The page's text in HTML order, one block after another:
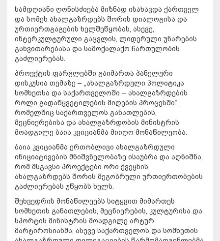
სამდღიანი ღონისძიება მიზნად ისახავდა ქართველ
და სომეხ ახალგაზრდებს შორის დიალოგისა და
ურთიერთგაგების ხელშეწყობას, ასევე,
ინტერკულტურული გაცვლის, ლიდერული უნარების
განვითარებასა და სამოქალაქო ჩართულობის
გაძლიერებას.
პროექტის ფარგლებში გაიმართა პანელური
დისკუსია თემაზე – „ახალგაზრდული პოლიტიკა
სომხეთსა და საქართველოში – ახალგაზრდების
როლი გადაწყვეტილების მიღების პროცესში“,
რომელშიც საქართველოს განათლების,
მეცნიერებისა და ახალგაზრდობის მინისტრის
მოადგილე ბაია კვიციანმა მიიღო მონაწილეობა.
ბაია კვიციანმა ერთობლივი ახალგაზრდული
ინიციატივების მნიშვნელობაზე ისაუბრა და აღნიშნა,
რომ მსგავსი პროექტები ორი ქვეყნის
ახალგაზრდებს შორის მეგობრული ურთიერთობების
გაძლიერებას უწყობს ხელს.
შეხვედრის მონაწილეებს სიტყვით მიმართეს
სომხეთის განათლების, მეცნიერების, კულტურისა და
სპორტის მინისტრის მოადგილე არტურ
მარტიროსიანმა, ასევე საქართველოს და სომხეთის